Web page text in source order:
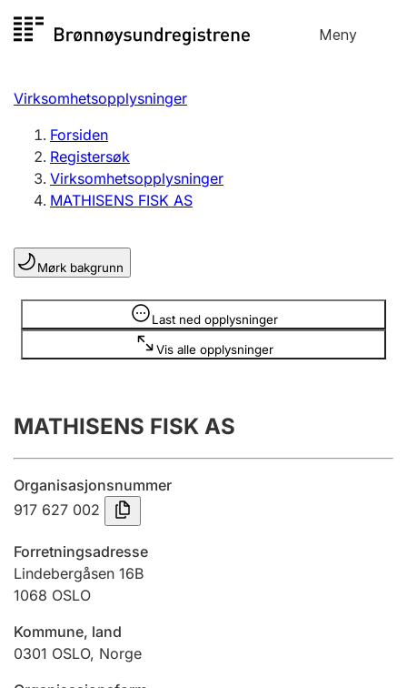
til
Meny
Registersøk
Aksjeselskap
Enkeltpersonforetak
Registrere, endre, slette
Lag og forening
Registrere, endre, slette
Årsregnskap
Innsending og forsinkelsesgebyr
Tinglysing
Jeger
Virksomhetsopplysninger
Forsiden
Registersøk
Virksomhetsopplysninger
MATHISENS FISK AS
Mørk bakgrunn
Last ned opplysninger
Vis alle opplysninger
Opplysninger er skjult
MATHISENS FISK AS
Organisasjonsnummer
917 627 002
Forretningsadresse
Lindebergåsen 16B
1068 OSLO
Kommune, land
0301 OSLO, Norge